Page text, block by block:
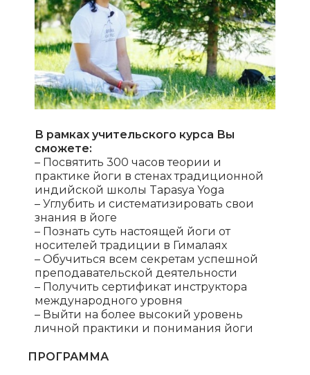
В рамках учительского курса Вы
сможете:
– Посвятить 300 часов теории и
практике йоги в стенах традиционной
индийской школы Tapasya Yoga
– Углубить и систематизировать свои
знания в йоге
– Познать суть настоящей йоги от
носителей традиции в Гималаях
– Обучиться всем секретам успешной
преподавательской деятельности
– Получить сертификат инструктора
международного уровня
– Выйти на более высокий уровень
личной практики и понимания йоги
ПРОГРАММА